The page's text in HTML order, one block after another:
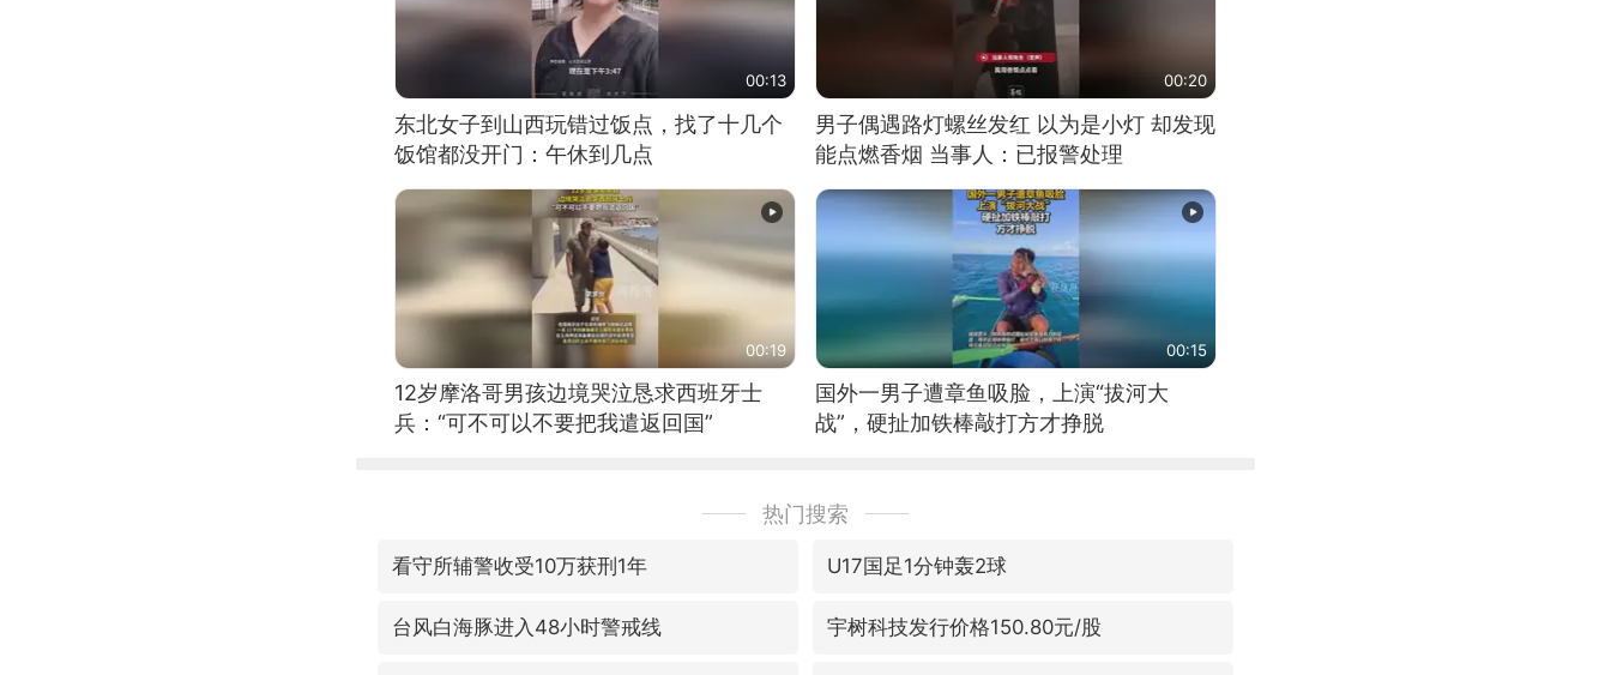
00:13
东北女子到山西玩错过饭点，找了十几个
饭馆都没开门：午休到几点
00:20
男子偶遇路灯螺丝发红 以为是小灯 却发现
能点燃香烟 当事人：已报警处理
00:19
12岁摩洛哥男孩边境哭泣恳求西班牙士
兵：“可不可以不要把我遣返回国”
00:15
国外一男子遭章鱼吸脸，上演“拔河大
战”，硬扯加铁棒敲打方才挣脱
热门搜索
看守所辅警收受10万获刑1年 U17国足1分钟轰2球
台风白海豚进入48小时警戒线 宇树科技发行价格150.80元/股